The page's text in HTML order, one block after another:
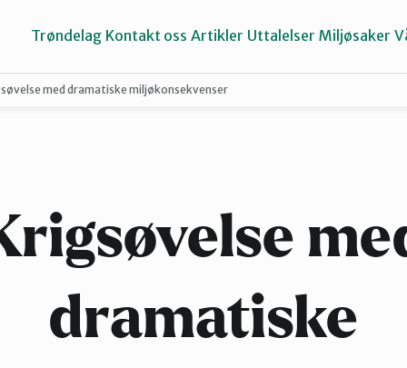
Namdalen
Trøndelag Kontakt oss Artikler Uttalelser Miljøsaker
med dramatiske miljøkonsekvenser
dramatiske